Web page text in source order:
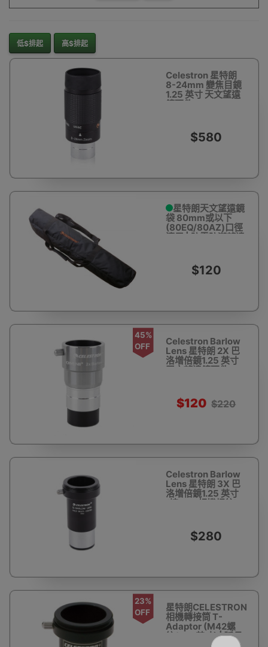
低$排起 高$排起
Celestron 星特朗
8-24mm 變焦目鏡
1.25 英寸 天文望遠
鏡配件
$580
星特朗天文望遠鏡
袋 80mm或以下
(80EQ/80AZ)口徑
適用 | 防震防潮望遠
$120
45%
OFF
Celestron Barlow
Lens 星特朗 2X 巴
洛增倍鏡1.25 英寸
天文望遠鏡配件
$120 $220
Celestron Barlow
Lens 星特朗 3X 巴
洛增倍鏡1.25 英寸
(接M42相機螺紋)
$280
23%
OFF
星特朗CELESTRON
相機轉接筒 T-
Adaptor (M42螺
紋/1.25英寸) | 延長